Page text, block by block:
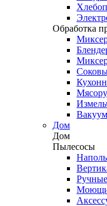
Обработка
Дом
Дом
Пылесосы